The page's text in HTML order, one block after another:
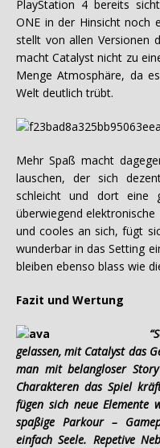
PlayStation 4 bereits
ONE in der Hinsicht noch
stellt von allen Versionen
macht Catalyst nicht zu
Menge Atmosphäre, da
Welt deutlich trübt.
Mehr Spaß macht
lauschen, der sich
schleicht und dort eine
überwiegend
und cooles an sich, fügt
wunderbar in das Setting
bleiben ebenso blass wie
Fazit und Wertung
gelassen, mit Catalyst das
man mit belangloser
Charakteren das Spiel
fügen sich neue Elemente
spaßige Parkour –
einfach Seele. Repetive